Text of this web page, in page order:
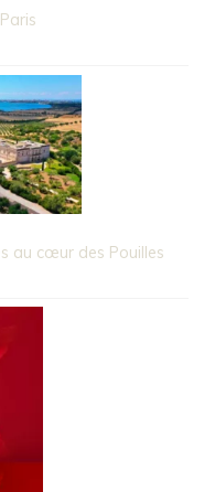
au cœur des Pouilles